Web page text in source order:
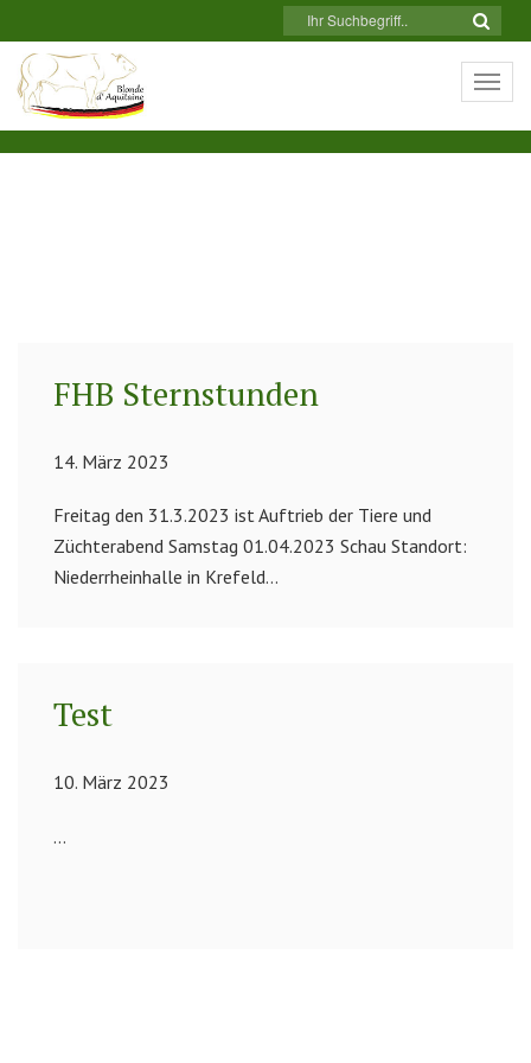
FHB Sternstunden
14. März 2023
Freitag den 31.3.2023 ist Auftrieb der Tiere und
Züchterabend Samstag 01.04.2023 Schau Standort:
Niederrheinhalle in Krefeld...
Test
10. März 2023
...